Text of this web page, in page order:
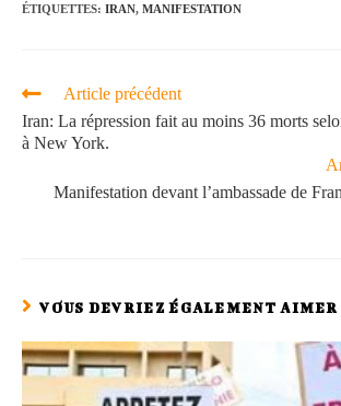
ÉTIQUETTES: IRAN, MANIFESTATION
Article précédent
Iran: La répression fait au moins 36 morts
à New York.
Manifestation devant l’ambassade de
VOUS DEVRIEZ ÉGALEMENT AIMER